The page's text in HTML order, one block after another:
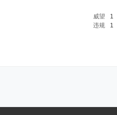
威望
1
违规
1